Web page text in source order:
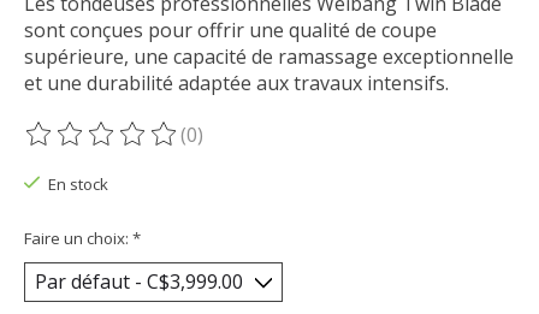
sont conçues pour offrir une qualité de coupe
supérieure, une capacité de ramassage exceptionnelle
et une durabilité adaptée aux travaux intensifs.
Ce produit est évalué à
(0)
En stock
Faire un choix: *